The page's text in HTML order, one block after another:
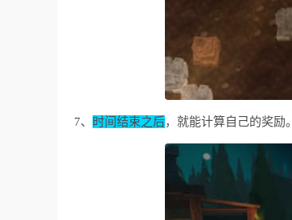
7、 时间结束之后，就能计算自己的奖励。